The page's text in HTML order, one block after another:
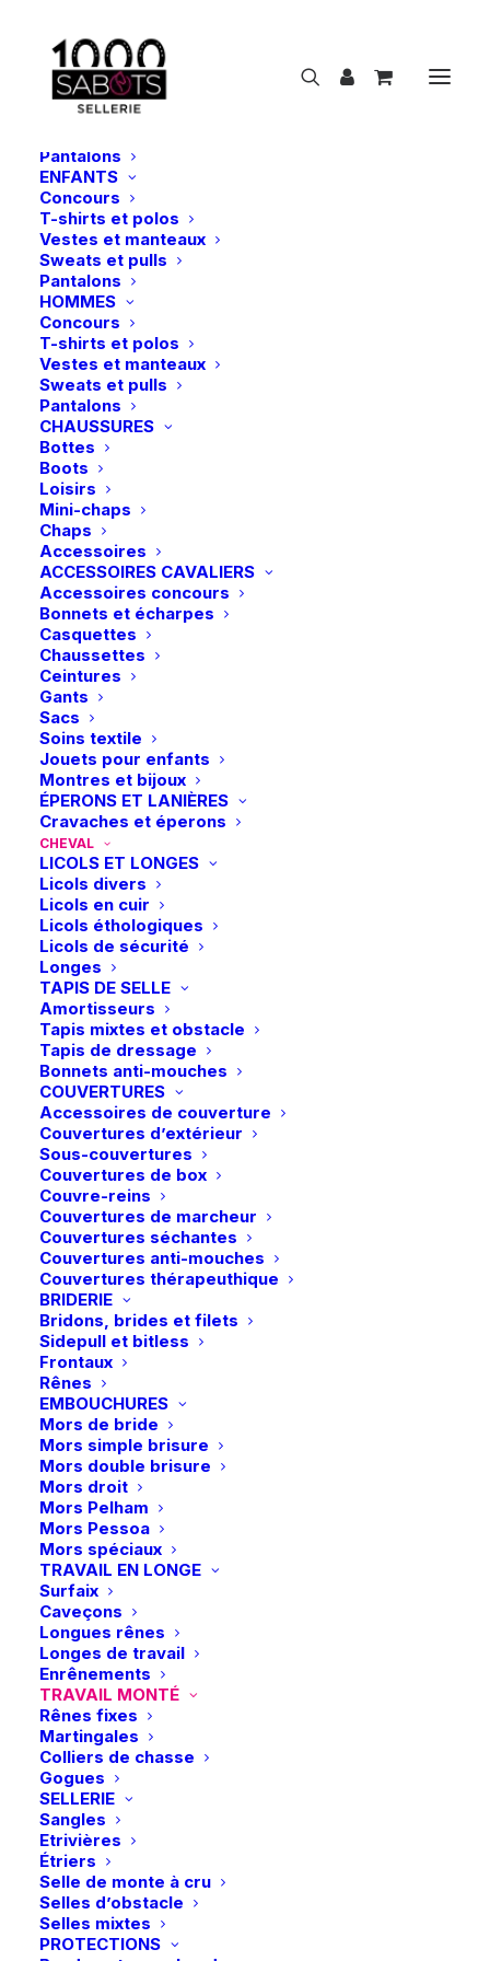
FEMMES
Concours
T-shirts et polos
Vestes et manteaux
Pantalons
ENFANTS
Concours
T-shirts et polos
Vestes et manteaux
Sweats et pulls
Pantalons
HOMMES
Concours
T-shirts et polos
Vestes et manteaux
Sweats et pulls
Pantalons
CHAUSSURES
Bottes
Boots
Loisirs
Mini-chaps
Chaps
Accessoires
ACCESSOIRES CAVALIERS
Accessoires concours
Bonnets et écharpes
Casquettes
Chaussettes
Ceintures
Gants
Sacs
Soins textile
Jouets pour enfants
Montres et bijoux
ÉPERONS ET LANIÈRES
Cravaches et éperons
CHEVAL
LICOLS ET LONGES
Licols divers
Licols en cuir
Licols éthologiques
Licols de sécurité
Longes
TAPIS DE SELLE
Amortisseurs
Tapis mixtes et obstacle
Tapis de dressage
Bonnets anti-mouches
COUVERTURES
Accessoires de couverture
Couvertures d’extérieur
Sous-couvertures
Couvertures de box
Couvre-reins
Couvertures de marcheur
Couvertures séchantes
Couvertures anti-mouches
Couvertures thérapeuthique
BRIDERIE
Bridons, brides et filets
Sidepull et bitless
Frontaux
Rênes
EMBOUCHURES
Mors de bride
Mors simple brisure
Mors double brisure
Mors droit
Mors Pelham
Mors Pessoa
Mors spéciaux
TRAVAIL EN LONGE
Surfaix
Caveçons
Longues rênes
Longes de travail
Enrênements
TRAVAIL MONTÉ
Rênes fixes
Martingales
Colliers de chasse
Gogues
SELLERIE
Sangles
Etrivières
Étriers
Selle de monte à cru
Selles d’obstacle
Selles mixtes
PROTECTIONS
Tra v
CHOIX DES OPTIONS
Ce
produit
a
plusieurs
variations.
Les
options
peuvent
être
choisies
sur
la
page
du
produit
HVN | Collier de chasse
Classique – Camel
190,00 €
plusieurs
CHOIX DES OPTIONS
Ce
produit
a
plusieurs
variations.
Les
options
peuvent
être
choisies
sur
la
page
du
produit
HVN | Fourchette de
martingale Classique –
Camel
55,00€
être
page
du
CHOIX DES OPTIONS
Ce
produit
a
plusieurs
variations.
Les
options
peuvent
être
choisies
sur
la
page
du
produit
LeMieux | Collier de
chasse anneau en D –
Havane/Or
153,95
CHOIX DES OPTIONS
Ce
a
plusieurs
élastique – Noir/Argent
-20%
CHOIX DES OPTIONS
Ce
produit
a
plusieurs
variations.
Les
options
peuvent
être
choisies
sur
la
page
du
produit
Harcour | Pack Veste de
concours Kanji + Airbag
– Noir
579,98€Le
prix
initial
était :
579,98 €.
463,98